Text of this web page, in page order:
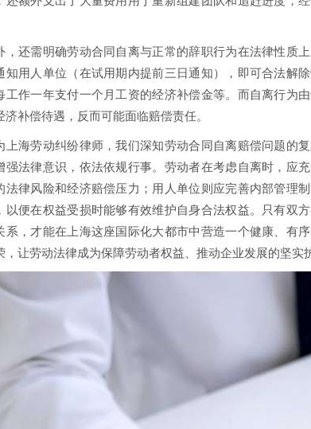
需明确劳动合同自离与正常的辞职行为在法律性质
知用人单位（在试用期内提前三日通知），即可合法解
工作一年支付一个月工资的经济补偿金等。而自离行为
济补偿待遇，反而可能面临赔偿责任。
劳动纠纷律师，我们深知劳动合同自离赔偿问题的复
强法律意识，依法依规行事。劳动者在考虑自离时，应
法律风险和经济赔偿压力；用人单位则应完善内部管理
以便在权益受损时能够有效维护自身合法权益。只有双
系，才能在上海这座国际化大都市中营造一个健康、有
，让劳动法律成为保障劳动者权益、推动企业发展的坚实